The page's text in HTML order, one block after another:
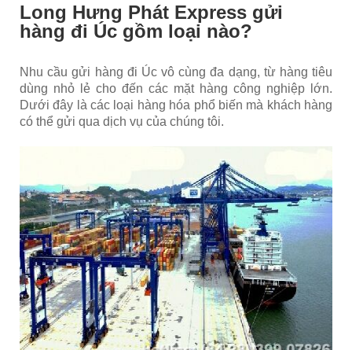
Long Hưng Phát Express gửi
hàng đi Úc gồm loại nào?
Nhu cầu gửi hàng đi Úc vô cùng đa dạng, từ hàng tiêu
dùng nhỏ lẻ cho đến các mặt hàng công nghiệp lớn.
Dưới đây là các loại hàng hóa phổ biến mà khách hàng
có thể gửi qua dịch vụ của chúng tôi.